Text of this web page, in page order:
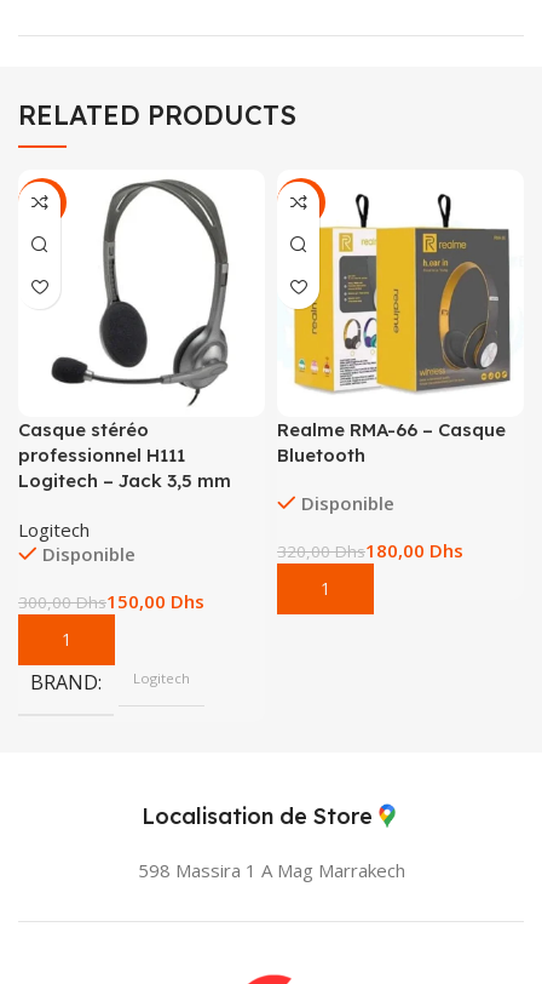
RELATED PRODUCTS
-50%
Casque stéréo
professionnel H111
Logitech – Jack 3,5 mm
Logitech
Disponible
300,00Dhs150,00 Dhs
BRAND Logitech
-44%
Realme RMA-66 – Casque
Bluetooth
Disponible
320,00Dhs180,00 Dhs
Localisation de Store
598 Massira 1 A Mag Marrakech